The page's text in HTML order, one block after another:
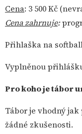
Cena: 3 500 Kč
Cena zahrnuje:
Přihlaška na
Vyplněnou
Pro koho je tábor
Tábor je vhodný
žádné zkušenosti.